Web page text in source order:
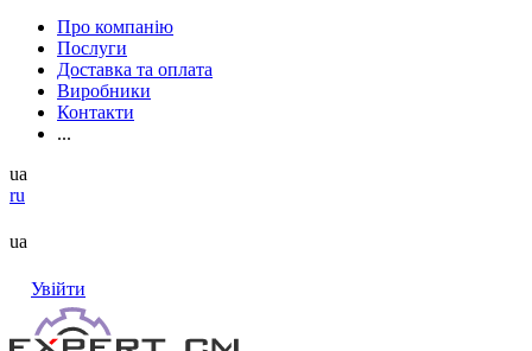
Про компанію
Послуги
Доставка та оплата
Виробники
Контакти
...
ua
ru
ua
Увійти